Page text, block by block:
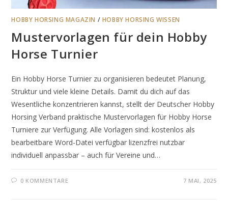
HOBBY HORSING MAGAZIN / HOBBY HORSING WISSEN
Mustervorlagen für dein Hobby
Horse Turnier
Ein Hobby Horse Turnier zu organisieren bedeutet Planung,
Struktur und viele kleine Details. Damit du dich auf das
Wesentliche konzentrieren kannst, stellt der Deutscher Hobby
Horsing Verband praktische Mustervorlagen für Hobby Horse
Turniere zur Verfügung. Alle Vorlagen sind: kostenlos als
bearbeitbare Word-Datei verfügbar lizenzfrei nutzbar
individuell anpassbar – auch für Vereine und…
0 KOMMENTARE 7 MAI, 2025